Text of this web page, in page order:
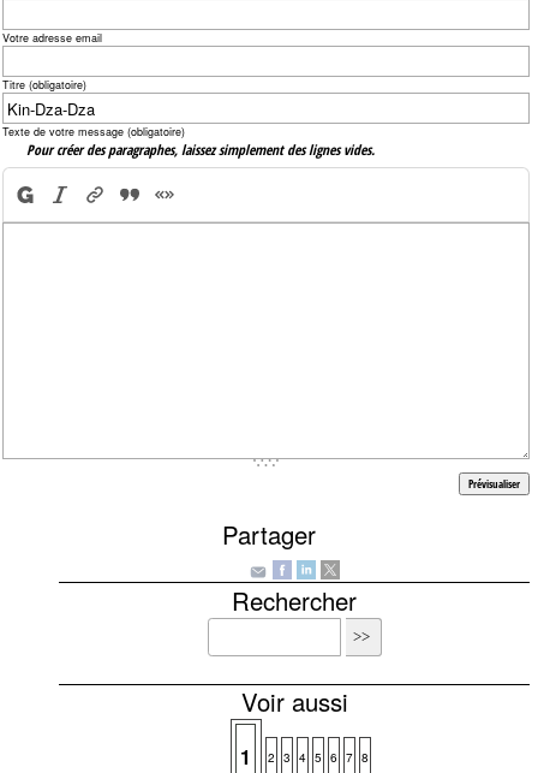
Votre adresse email
Titre (obligatoire)
Texte de votre message (obligatoire)
Pour créer des paragraphes, laissez simplement des lignes vides.
Partager
Rechercher
Voir aussi
1 2 3 4 5 6 7 8